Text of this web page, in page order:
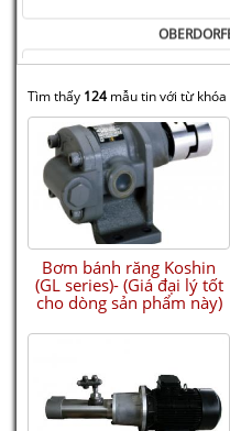
Tìm thấy 124mẫu tin với từ khóa
Bơm bánh răng Koshin
(GL series)- (Giá đại lý tốt
cho dòng sản phẩm này)